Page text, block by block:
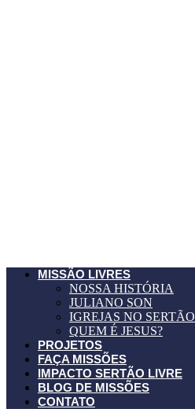
MISSÃO LIVRES
NOSSA HISTÓRIA
JULIANO SON
IGREJAS NO SERTÃO
QUEM É JESUS?
PROJETOS
FAÇA MISSÕES
IMPACTO SERTÃO LIVRE
BLOG DE MISSÕES
CONTATO